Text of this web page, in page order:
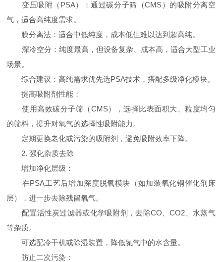
变压吸附（PSA）：通过碳分子筛（CMS）的吸附分离空
气，适合高纯度需求。
膜分离法：适合中低纯度，成本低但难以达到超高纯。
深冷空分：纯度最高，但设备复杂、成本高，适合大型工业
场景。
综合建议：高纯需求优先选PSA技术，搭配多级净化模块。
提高吸附剂性能：
使用高效碳分子筛（CMS），选择比表面积大、粒度均匀
的筛料，提升对氧气的选择性吸附能力。
定期更换老化或污染的吸附剂，避免吸附效率下降。
2. 强化杂质去除
增加净化层级：
在PSA工艺后增加深度脱氧模块（如加装氧化铜催化剂床
层），进一步去除残留氧气。
配置活性炭过滤器或化学吸附剂，去除CO、CO2、水蒸气
等杂质。
可选配冷干机或除湿装置，降低氮气中的水含量。
防止二次污染：